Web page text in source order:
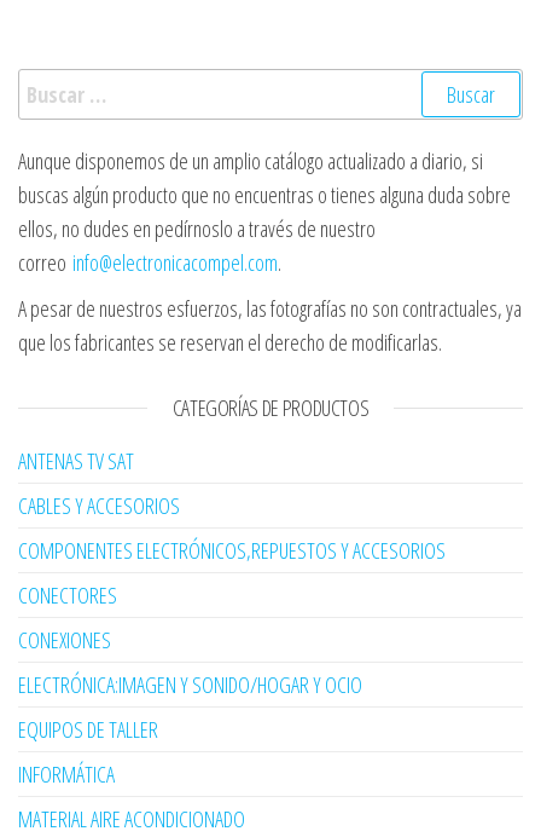
Buscar:
Aunque disponemos de un amplio catálogo actualizado a diario, si
buscas algún producto que no encuentras o tienes alguna duda sobre
ellos, no dudes en pedírnoslo a través de nuestro
correo info@electronicacompel.com.
A pesar de nuestros esfuerzos, las fotografías no son contractuales, ya
que los fabricantes se reservan el derecho de modificarlas.
CATEGORÍAS DE PRODUCTOS
ANTENAS TV SAT
CABLES Y ACCESORIOS
COMPONENTES ELECTRÓNICOS,REPUESTOS Y ACCESORIOS
CONECTORES
CONEXIONES
ELECTRÓNICA:IMAGEN Y SONIDO/HOGAR Y OCIO
EQUIPOS DE TALLER
INFORMÁTICA
MATERIAL AIRE ACONDICIONADO